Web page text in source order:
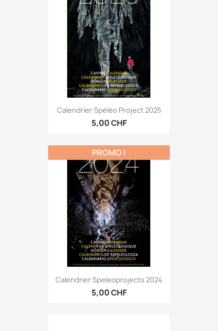
Calendrier Spéléo Project 2025
5,00 CHF
Calendrier Speleoprojects 2024
5,00 CHF
PROMO !